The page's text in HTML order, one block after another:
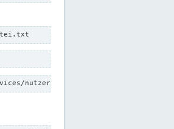
nutzer/files/testdatei.txt"